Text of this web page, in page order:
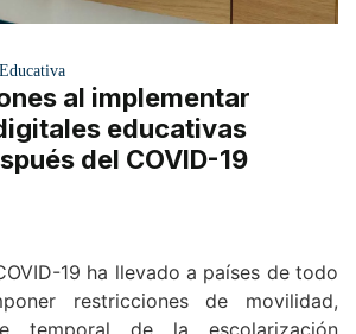
al implementar
educativas
del COVID-19
19 ha llevado a países de todo
restricciones de movilidad,
temporal de la escolarización